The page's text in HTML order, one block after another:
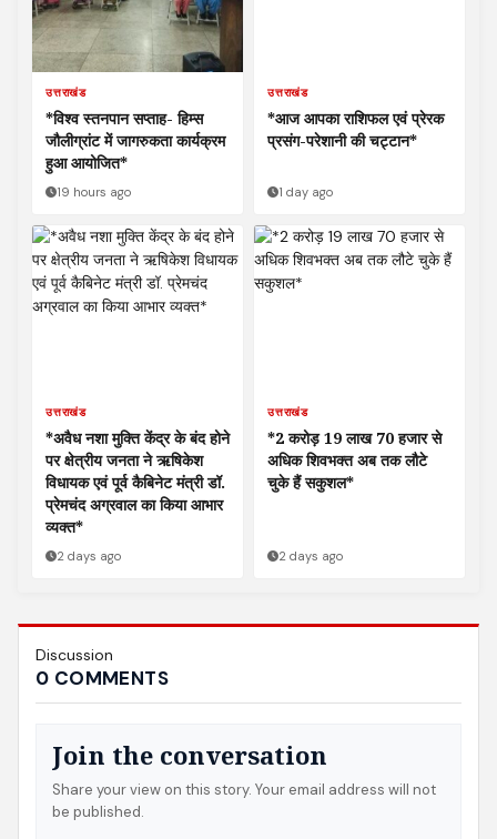
उत्तराखंड
*विश्व स्तनपान सप्ताह- हिम्स
जौलीग्रांट में जागरुकता कार्यक्रम
हुआ आयोजित*
19 hours ago
उत्तराखंड
*आज आपका राशिफल एवं प्रेरक
प्रसंग-परेशानी की चट्टान*
1 day ago
उत्तराखंड
*अवैध नशा मुक्ति केंद्र के बंद होने
पर क्षेत्रीय जनता ने ऋषिकेश
विधायक एवं पूर्व कैबिनेट मंत्री डॉ.
प्रेमचंद अग्रवाल का किया आभार
व्यक्त*
2 days ago
उत्तराखंड
*2 करोड़ 19 लाख 70 हजार से
अधिक शिवभक्त अब तक लौटे
चुके हैं सकुशल*
2 days ago
Discussion
0 COMMENTS
Join the conversation
Share your view on this story. Your email address will not
be published.